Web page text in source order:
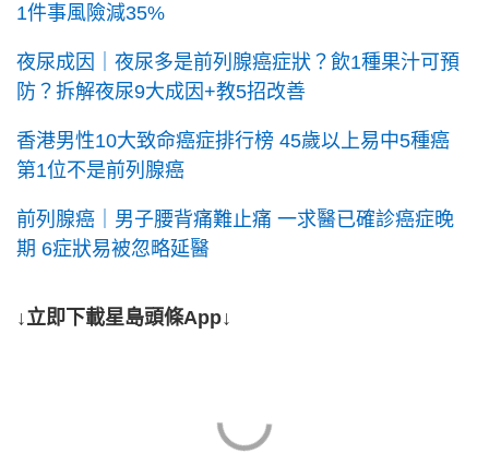
1件事風險減35%
夜尿成因｜夜尿多是前列腺癌症狀？飲1種果汁可預
防？拆解夜尿9大成因+教5招改善
香港男性10大致命癌症排行榜 45歲以上易中5種癌
第1位不是前列腺癌
前列腺癌｜男子腰背痛難止痛 一求醫已確診癌症晚
期 6症狀易被忽略延醫
↓立即下載星島頭條App↓